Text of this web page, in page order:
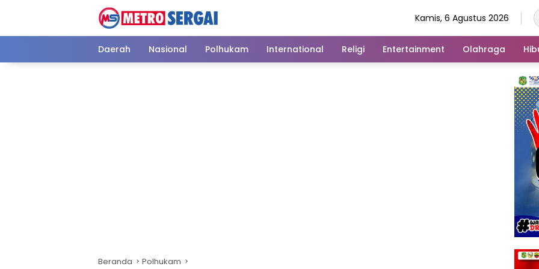
Kamis, 6 Agustus 2026
Daerah Nasional Polhukam International Religi Entertainment Olahraga
Beranda Polhukam